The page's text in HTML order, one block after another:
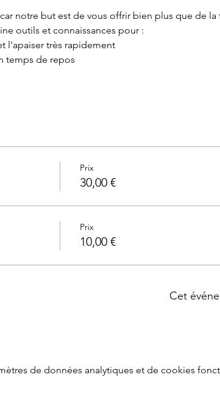
notre but est de vous offrir bien plus que de la
outils et connaissances pour :
l'apaiser très rapidement
temps de repos
Prix
30,00 €
Prix
10,00 €
Cet
de données analytiques et de cookies